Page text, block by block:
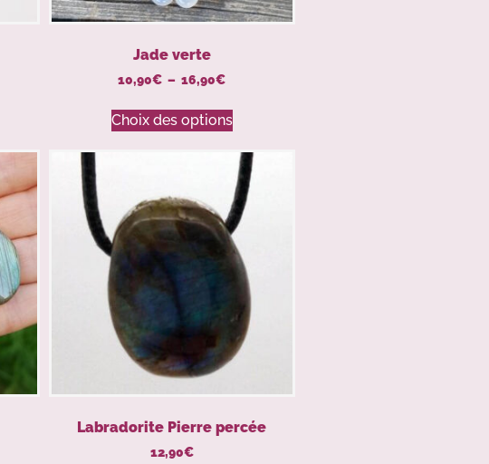
Jade verte
10,90€ – 16,90€
Choix des options
Labradorite Pierre percée
12,90€